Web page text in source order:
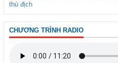
thù địch
CHƯƠNG TRÌNH RADIO